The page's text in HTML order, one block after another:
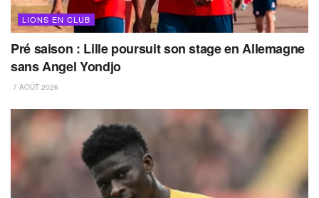
LIONS EN CLUB
Pré saison : Lille poursuit son stage en Allemagne
sans Angel Yondjo
7 AOÛT 2026